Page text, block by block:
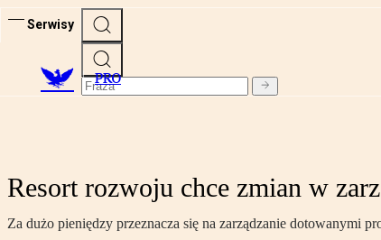
Serwisy
PRO
Resort rozwoju chce zmian w
Za dużo pieniędzy przeznacza się na zarządzanie dotowanymi